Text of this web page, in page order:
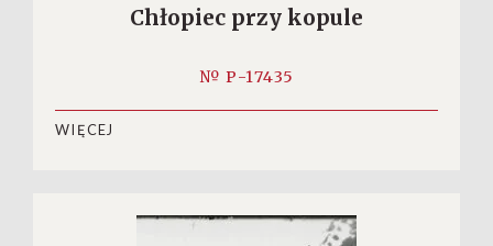
Chłopiec przy kopule
№ P-17435
WIĘCEJ